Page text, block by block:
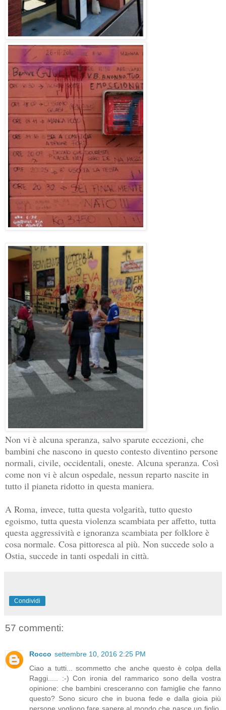
Non vi è alcuna speranza, salvo sparute eccezioni, che
bambini che nascono in questo contesto diventino persone
normali, civile, occidentali, oneste. Alcuna speranza. Così
come non vi è alcun ospedale, nessun reparto nascite in
tutto il pianeta ridotto in questa maniera.
A Roma, invece, tutta questa volgarità, tutto questo
egoismo, tutta questa violenza scambiata per affetto, tutta
questa aggressività e ignoranza scambiata per folklore è
cosa normale. Cosa pittoresca al più. Non succede solo a
Ostia, succede in tanti ospedali in città.
Condividi
57 commenti:
Rocco settembre 10, 2016 2:25 PM
Ciao a tutti... scommetto che anche questo è colpa della
Raggi..... :-) Con ironia del rammarico sono della vostra
opinione: che bambini cresceranno con famiglie che fanno
questo? Sono sicuro che in buona fede e dalla gioia più